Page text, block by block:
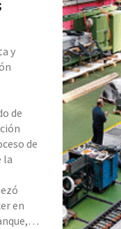
y
de
de
la
en